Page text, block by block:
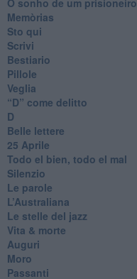
Memòrias
Sto qui
Scrivi
Bestiario
Pillole
Veglia
​“D” come delitto
D
Belle lettere
25 Aprile
Todo el bien, todo el mal
Silenzio
Le parole
​L’Australiana
Le stelle del jazz
Vita & morte
Auguri
Moro
Passanti